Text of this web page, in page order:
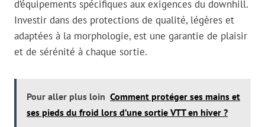
d’équipements spécifiques aux exigences du downhill.
Investir dans des protections de qualité, légères et
adaptées à la morphologie, est une garantie de plaisir
et de sérénité à chaque sortie.
Pour aller plus loin Comment protéger ses mains et
ses pieds du froid lors d’une sortie VTT en hiver ?